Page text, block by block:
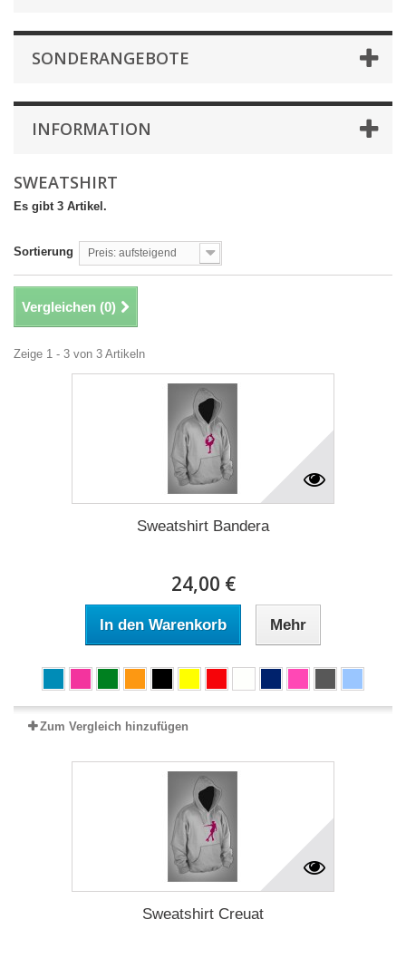
SONDERANGEBOTE
INFORMATION
SWEATSHIRT
Es gibt 3 Artikel.
Sortierung Preis: aufsteigend
Vergleichen (0)
Zeige 1 - 3 von 3 Artikeln
Sweatshirt Bandera
24,00 €
In den Warenkorb Mehr
Zum Vergleich hinzufügen
Sweatshirt Creuat